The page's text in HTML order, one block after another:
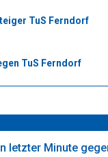
TuS Ferndorf
TuS Ferndorf
letzter Minute